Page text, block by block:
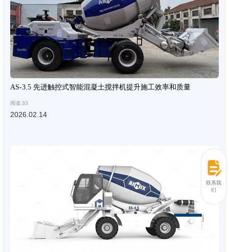
AS-3.5 先进触控式智能混凝土搅拌机提升施工效率和质量
阅读:33
2026.02.14
联系我
们